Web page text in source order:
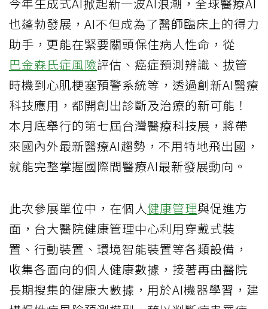
今年生成式AI掀起新一波AI浪潮，全球醫療AI
也蓬勃發展，AI不但成為了醫師臨床上的得力
助手，更能在緊要關頭保住病人性命，從
巴金森氏症風險評估、癌症預測辨識、拔管
時機到心肌梗塞預警系統等，透過創新AI醫療
科技應用，都開創出診斷及治療的新可能！
本月底舉行的第七屆台灣醫療科技展，將帶
來國內外最新醫療AI趨勢，不用特地飛出國，
就能完整掌握國際間醫療AI最新發展動向。
此次參展單位中，在個人健康管理與促進方
面，台大醫院健康管理中心利用穿戴式裝
置、行動裝置、環境智能裝置等各類設備，
收集各面向的個人健康數據，接著再由醫院
長期搜集的健康大數據，用於AI機器學習，建